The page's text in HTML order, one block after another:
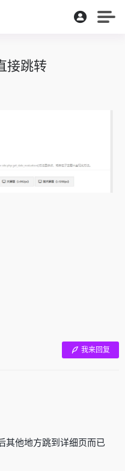
接跳转
我来回复
其他地方跳到详细页而已